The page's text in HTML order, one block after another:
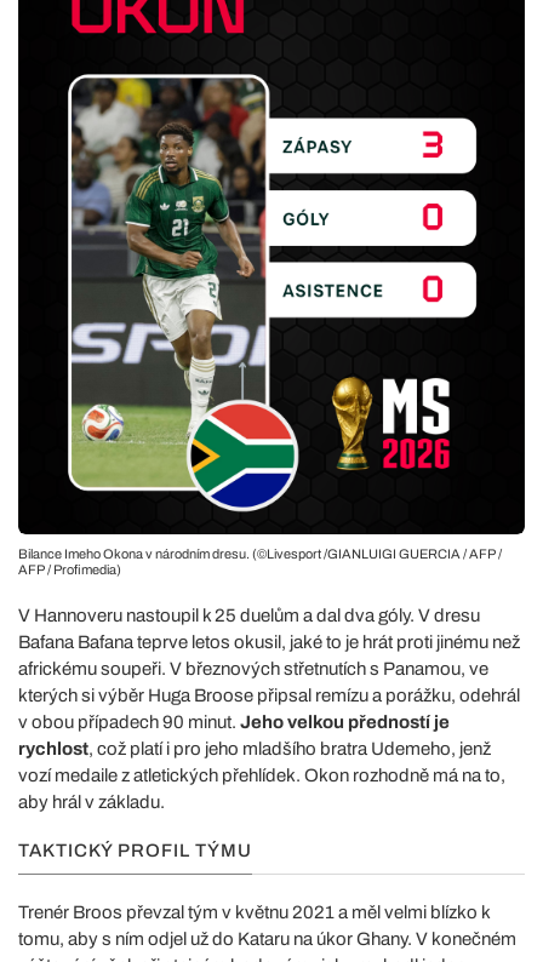
Bilance Imeho Okona v národním dresu. (©Livesport /GIANLUIGI GUERCIA / AFP /
AFP / Profimedia)
V Hannoveru nastoupil k 25 duelům a dal dva góly. V dresu
Bafana Bafana teprve letos okusil, jaké to je hrát proti jinému než
africkému soupeři. V březnových střetnutích s Panamou, ve
kterých si výběr Huga Broose připsal remízu a porážku, odehrál
v obou případech 90 minut. Jeho velkou předností je
rychlost, což platí i pro jeho mladšího bratra Udemeho, jenž
vozí medaile z atletických přehlídek. Okon rozhodně má na to,
aby hrál v základu.
TAKTICKÝ PROFIL TÝMU
Trenér Broos převzal tým v květnu 2021 a měl velmi blízko k
tomu, aby s ním odjel už do Kataru na úkor Ghany. V konečném